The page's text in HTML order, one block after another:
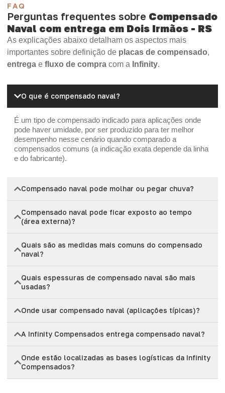
FAQ
Perguntas frequentes sobre Compensado
Naval com entrega em Dois Irmãos - RS
As explicações abaixo detalham os aspectos mais
importantes sobre definição de placas de compensado,
entrega e fluxo de compra com a Infinity.
O que é compensado naval?
É um tipo de compensado indicado para aplicações onde
pode haver umidade, por ser produzido para ter melhor
desempenho nesse cenário quando comparado a
compensados comuns (a indicação exata depende da linha
e do fabricante).
Compensado naval pode molhar ou pegar chuva?
Compensado naval pode ficar exposto ao tempo
(área externa)?
Quais são as medidas mais comuns do compensado
naval?
Quais espessuras de compensado naval são mais
usadas?
Onde usar compensado naval (aplicações típicas)?
A Infinity Compensados entrega compensado naval?
Onde estão localizadas as bases logísticas da Infinity
Compensados?